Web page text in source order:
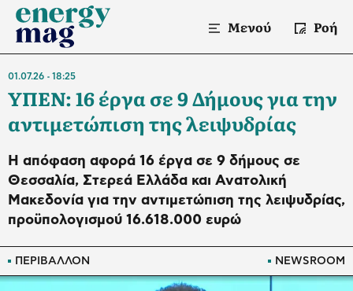
Μενού Ροή
ΠΕΡΙΒΑΛΛΟΝ NEWSROOM
01.07.26 18:25
ΥΠΕΝ: 16 έργα σε 9 Δήμους για την
αντιμετώπιση της λειψυδρίας
Η απόφαση αφορά 16 έργα σε 9 δήμους σε
Θεσσαλία, Στερεά Ελλάδα και Ανατολική
Μακεδονία για την αντιμετώπιση της λειψυδρίας,
προϋπολογισμού 16.618.000 ευρώ